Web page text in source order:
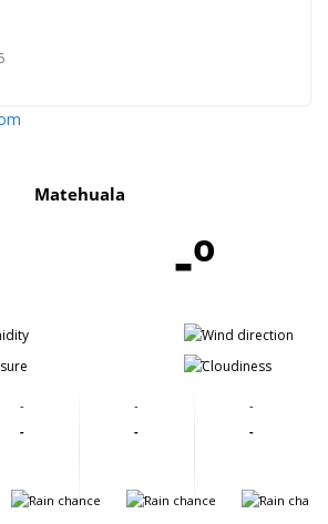
Matehuala
-º
-
-
-
-
-
-
-
-
-
-
-